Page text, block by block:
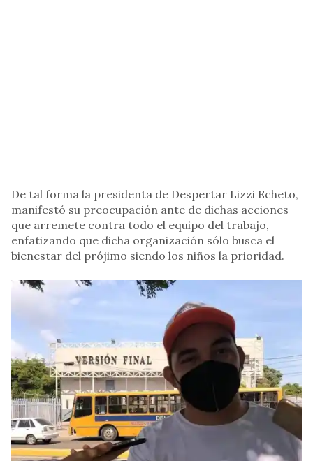
De tal forma la presidenta de Despertar Lizzi Echeto,
manifestó su preocupación ante de dichas acciones
que arremete contra todo el equipo del trabajo,
enfatizando que dicha organización sólo busca el
bienestar del prójimo siendo los niños la prioridad.